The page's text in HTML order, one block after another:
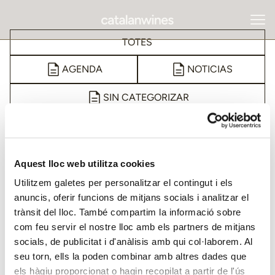
Aquest lloc web utilitza cookies
Utilitzem galetes per personalitzar el contingut i els
anuncis, oferir funcions de mitjans socials i analitzar el
trànsit del lloc. També compartim la informació sobre
com feu servir el nostre lloc amb els partners de mitjans
socials, de publicitat i d'anàlisis amb qui col·laborem. Al
seu torn, ells la poden combinar amb altres dades que
els hàgiu proporcionat o hagin recopilat a partir de l'ús
TOTES
AGENDA NOTICIAS
SIN CATEGORIZAR